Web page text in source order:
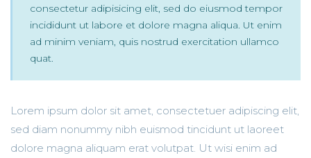
consectetur adipisicing elit, sed do eiusmod tempor
incididunt ut labore et dolore magna aliqua. Ut enim
ad minim veniam, quis nostrud exercitation ullamco
quat.
Lorem ipsum dolor sit amet, consectetuer adipiscing elit,
sed diam nonummy nibh euismod tincidunt ut laoreet
dolore magna aliquam erat volutpat. Ut wisi enim ad